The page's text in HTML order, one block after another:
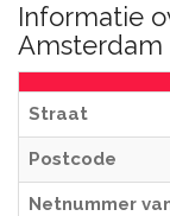
Informatie
Amsterdam
Straat
Postcode
Netnummer